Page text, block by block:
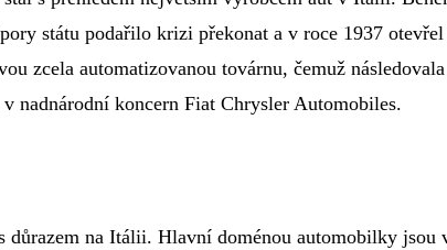
státu podařilo krizi překonat a v roce 1937
zcela automatizovanou továrnu, čemuž
nadnárodní koncern Fiat Chrysler Automobiles.
důrazem na Itálii. Hlavní doménou automobilky